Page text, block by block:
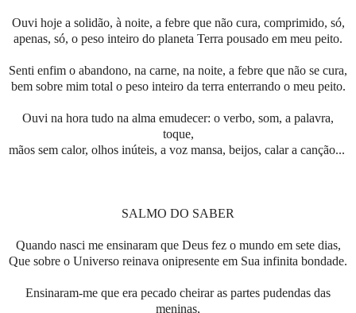
Ouvi hoje a solidão, à noite, a febre que não cura, comprimido, só,
apenas, só, o peso inteiro do planeta Terra pousado em meu peito.
Senti enfim o abandono, na carne, na noite, a febre que não se cura,
bem sobre mim total o peso inteiro da terra enterrando o meu peito.
Ouvi na hora tudo na alma emudecer: o verbo, som, a palavra,
toque,
mãos sem calor, olhos inúteis, a voz mansa, beijos, calar a canção...
SALMO DO SABER
Quando nasci me ensinaram que Deus fez o mundo em sete dias,
Que sobre o Universo reinava onipresente em Sua infinita bondade.
Ensinaram-me que era pecado cheirar as partes pudendas das
meninas,